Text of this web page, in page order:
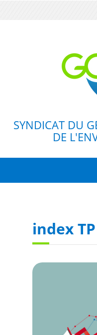
SYNDICAT DU
DE
index TP